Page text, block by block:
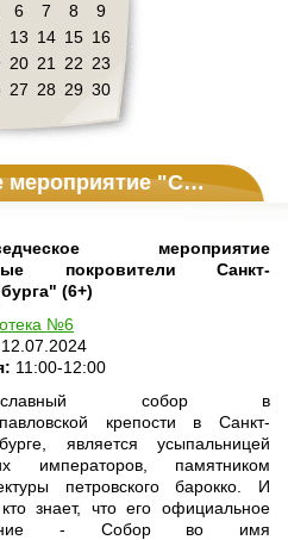
6 7 8
9
13 14 15 16
20 21 22 23
27 28 29 30
покровители Санкт-Петербурга" (6+)
мероприятие
покровители Санкт-
(6+)
№6
12.07.2024
11:00-12:00
собор в
крепости в Санкт-
является усыпальницей
императоров, памятником
петровского барокко. И
знает, что его официальное
- Собор во имя